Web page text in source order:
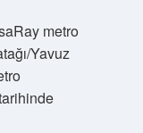
metro
Yavuz